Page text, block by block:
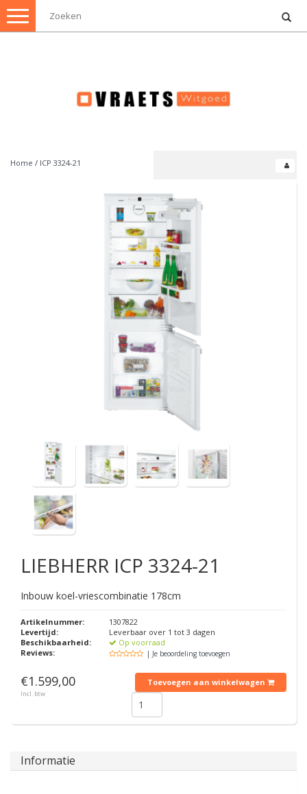
Toggle
navigation
Home / ICP 3324-21
LIEBHERR ICP 3324-21
Inbouw koel-vriescombinatie 178cm
Artikelnummer:
1307822
Levertijd:
Leverbaar over 1 tot 3 dagen
Beschikbaarheid:
Op voorraad
Reviews:
| Je beoordeling toevoegen
€1.599,00
Incl. btw
Toevoegen aan winkelwagen
Informatie